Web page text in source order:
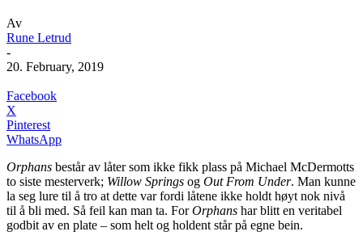
Av
Rune Letrud
-
20. February, 2019
Facebook
X
Pinterest
WhatsApp
Orphans består av låter som ikke fikk plass på Michael McDermotts
to siste mesterverk; Willow Springs og Out From Under. Man kunne
la seg lure til å tro at dette var fordi låtene ikke holdt høyt nok nivå
til å bli med. Så feil kan man ta. ForOrphans har blitt en veritabel
godbit av en plate – som helt og holdent står på egne bein.